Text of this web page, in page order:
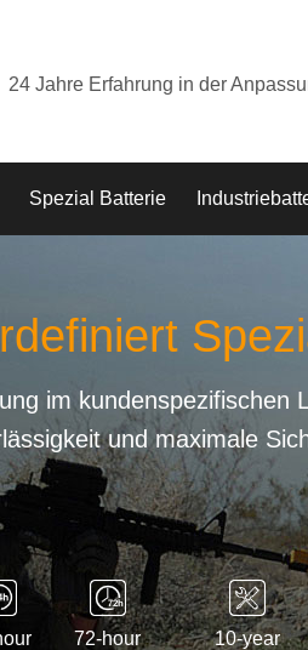
24 Jahre Erfahrung in der
Spezial Batterie
im kundenspezifischen
und maximale
72-hour
10-year